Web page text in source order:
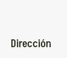
Dirección